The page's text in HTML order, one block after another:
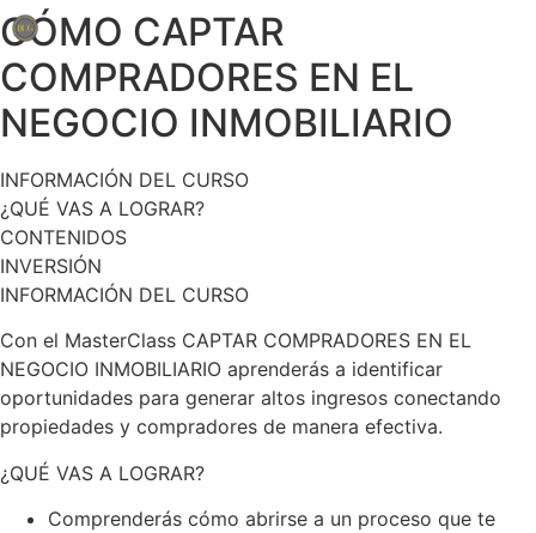
CÓMO CAPTAR
COMPRADORES EN EL
NEGOCIO INMOBILIARIO
INFORMACIÓN DEL CURSO
¿QUÉ VAS A LOGRAR?
CONTENIDOS
INVERSIÓN
INFORMACIÓN DEL CURSO
Con el MasterClass CAPTAR COMPRADORES EN EL
NEGOCIO INMOBILIARIO aprenderás a identificar
oportunidades para generar altos ingresos conectando
propiedades y compradores de manera efectiva.
¿QUÉ VAS A LOGRAR?
Comprenderás cómo abrirse a un proceso que te